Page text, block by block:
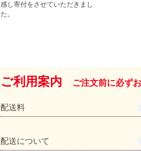
感し寄付をさせていただきまし
た。
ご利用案内 ご注文前に必ず
配送料
配送について